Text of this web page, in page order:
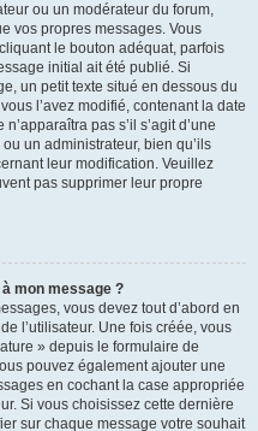
ou un modérateur du forum,
vos propres messages. Vous
le bouton adéquat, parfois
initial ait été publié. Si
un petit texte situé en dessous du
l’avez modifié, contenant la date
pas s’il s’agit d’une
un administrateur, bien qu’ils
leur modification. Veuillez
pas supprimer leur propre
mon message ?
vous devez tout d’abord en
l’utilisateur. Une fois créée, vous
» depuis le formulaire de
pouvez également ajouter une
en cochant la case appropriée
Si vous choisissez cette dernière
sur chaque message votre souhait